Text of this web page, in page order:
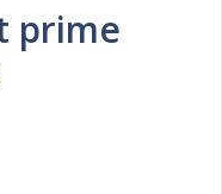
prime